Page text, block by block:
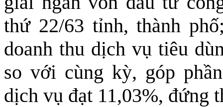
thứ 22/63 tỉnh, thành
doanh thu dịch vụ tiêu
so với cùng kỳ, góp
dịch vụ đạt 11,03%, đứng